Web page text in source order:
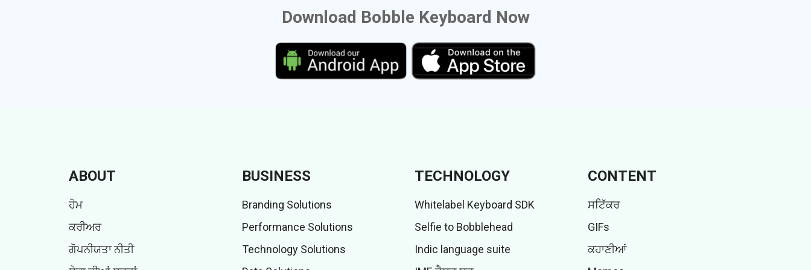
Download Bobble Keyboard Now
ABOUT
ਹੋਮ
ਕਰੀਅਰ
ਗੋਪਨੀਯਤਾ ਨੀਤੀ
BUSINESS
Branding Solutions
Performance Solutions
Technology Solutions
TECHNOLOGY
Whitelabel Keyboard SDK
Selfie to Bobblehead
Indic language suite
CONTENT
ਸਟਿੱਕਰ
GIFs
ਕਹਾਣੀਆਂ